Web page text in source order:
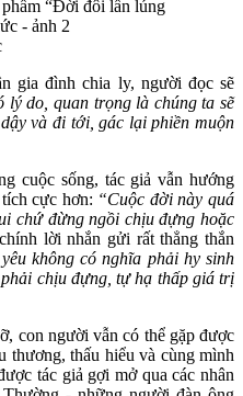
gia đình chia ly, người đọc sẽ
lý do, quan trọng là chúng ta sẽ
và đi tới, gác lại phiền muộn
cuộc sống, tác giả vẫn hướng
cực hơn: “Cuộc đời này quá
chứ đừng ngồi chịu đựng hoặc
lời nhắn gửi rất thẳng thắn
không có nghĩa phải hy sinh
chịu đựng, tự hạ thấp giá trị
con người vẫn có thể gặp được
thương, thấu hiểu và cùng mình
tác giả gợi mở qua các nhân